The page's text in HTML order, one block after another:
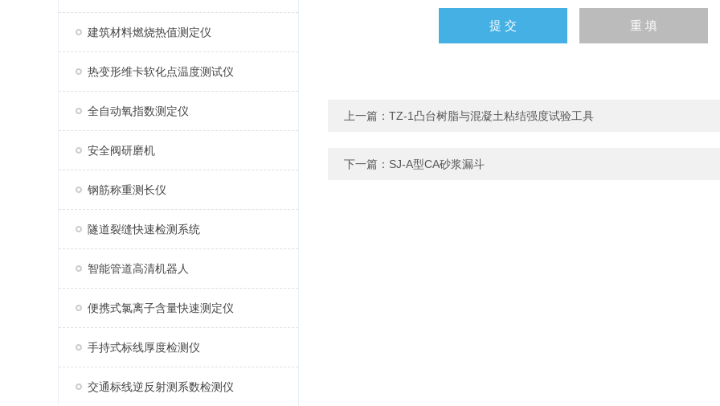
建筑材料燃烧热值测定仪
热变形维卡软化点温度测试仪
全自动氧指数测定仪
安全阀研磨机
钢筋称重测长仪
隧道裂缝快速检测系统
智能管道高清机器人
便携式氯离子含量快速测定仪
手持式标线厚度检测仪
交通标线逆反射测系数检测仪
上一篇： TZ-1凸台树脂与混凝土粘结强度试验工具
下一篇： SJ-A型CA砂浆漏斗